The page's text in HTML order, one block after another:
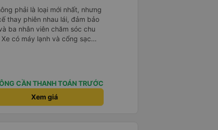
rất thoải mái, và chuyến đi
rất tiện nghi với ghế ngồi êm
giác dễ chịu trong suốt hành
đều có cổng sạc điện thoại
đúng địa chỉ mà chúng tôi
phải là loại mới nhất, nhưng
thay phiên nhau lái, đảm bảo
ba nhân viên chăm sóc chu
có máy lạnh và cổng sạc
các khu vực nghỉ ngơi. Phí
9 tiếng. Tôi hài lòng với
CẦN THANH TOÁN TRƯỚC
Xem giá